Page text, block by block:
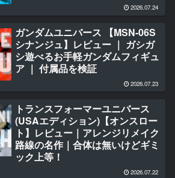
2026.07.24
ガンダムユニバース 【MSN-06S
シナンジュ】レビュー ｜ ガシガ
シ遊べるお手軽ガンダムフィギュ
ア ｜ 付属品を検証
2026.07.23
トランスフォーマーユニバース
(USAエディション)【オンスロー
ト】レビュー｜アレンジリメイク
路線の名作｜合体は無いけどギミ
ック上等！
2026.07.22